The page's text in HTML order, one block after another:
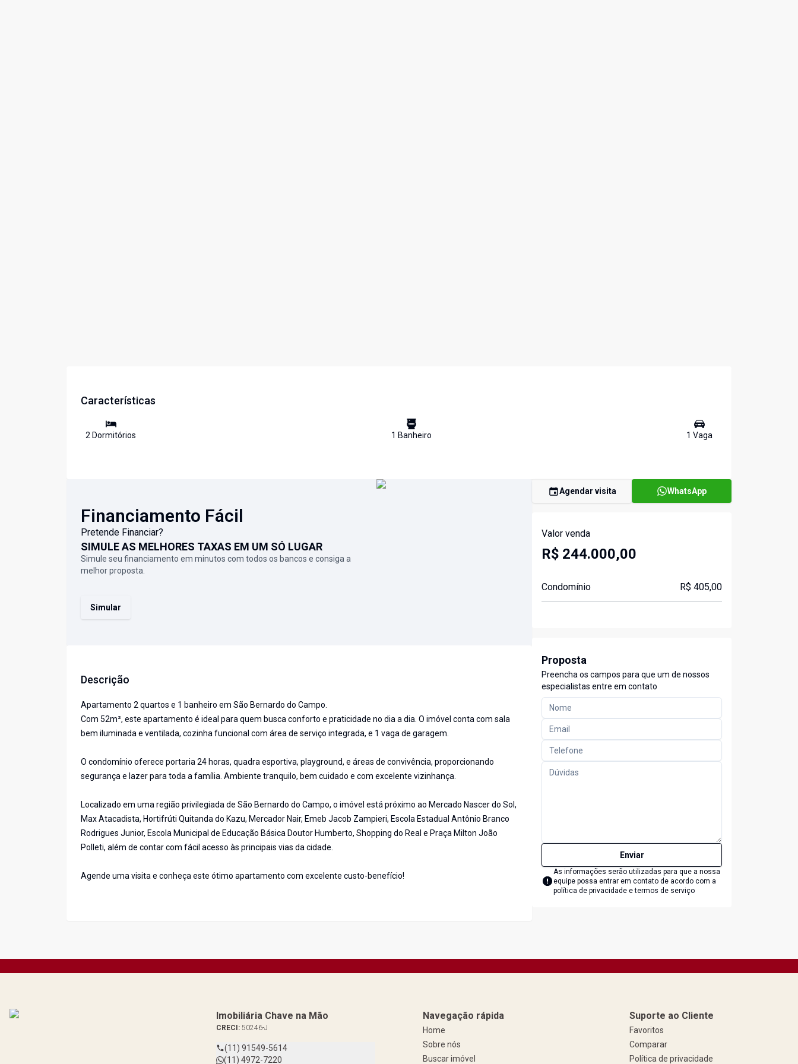
Características
2 Dormitórios 1 Banheiro 1 Vaga
Financiamento Fácil
Pretende Financiar?
SIMULE AS MELHORES TAXAS EM UM SÓ LUGAR
Simule seu financiamento em minutos com todos os bancos e consiga a
melhor proposta.
Simular
Descrição
Apartamento 2 quartos e 1 banheiro em São Bernardo do Campo.
Com 52m², este apartamento é ideal para quem busca conforto e praticidade no dia a dia. O imóvel conta com sala
bem iluminada e ventilada, cozinha funcional com área de serviço integrada, e 1 vaga de garagem.
O condomínio oferece portaria 24 horas, quadra esportiva, playground, e áreas de convivência, proporcionando
segurança e lazer para toda a família. Ambiente tranquilo, bem cuidado e com excelente vizinhança.
Localizado em uma região privilegiada de São Bernardo do Campo, o imóvel está próximo ao Mercado Nascer do Sol,
Max Atacadista, Hortifrúti Quitanda do Kazu, Mercador Nair, Emeb Jacob Zampieri, Escola Estadual Antônio Branco
Rodrigues Junior, Escola Municipal de Educação Básica Doutor Humberto, Shopping do Real e Praça Milton João
Polleti, além de contar com fácil acesso às principais vias da cidade.
Agende uma visita e conheça este ótimo apartamento com excelente custo-benefício!
Agendar visita WhatsApp
Valor venda
R$ 244.000,00
Condomínio R$ 405,00
Proposta
Preencha os campos para que um de nossos
especialistas entre em contato
Enviar
As informações serão utilizadas para que a nossa
equipe possa entrar em contato de acordo com a
política de privacidade e termos de serviço
Imobiliária Chave na Mão
CRECI: 50246-J
(11) 91549-5614
(11) 4972-7220
Navegação rápida
Home
Sobre nós
Buscar imóvel
Suporte ao Cliente
Favoritos
Comparar
Política de privacidade